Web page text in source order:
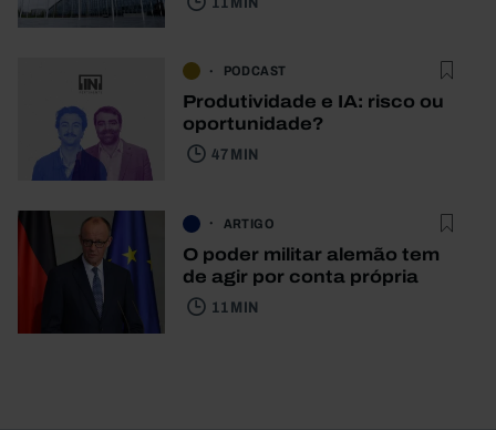
PODCAST
Produtividade e IA: risco ou
oportunidade?
47 MIN
ARTIGO
O poder militar alemão tem
de agir por conta própria
11 MIN